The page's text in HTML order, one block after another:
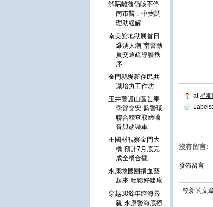
at 星期
Labels:
沒有留言:
發佈留言
較新的文
解隔離後仍咳不停
南市醫：中藥調
理助緩解
南美館地獄展首日
爆湧人潮 南警動
員交通疏導護秩
序
金門縣辦新住民共
識培力工作坊
玉井警護山區芒果
季節交安 監警環
聯合稽查取締噪
音與改裝車
王國材視察金門大
橋 預計7月底完
成全橋合攏
永康救國團捐血藝
起來 輕鬆好健康
穿越30餘年跨海尋
親 永康警海底撈